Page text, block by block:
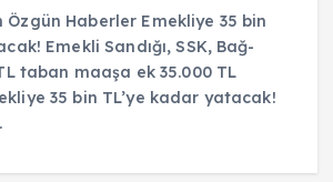
Haberler Emekliye 35 bin
Emekli Sandığı, SSK, Bağ-
taban maaşa ek 35.000 TL
35 bin TL’ye kadar yatacak!